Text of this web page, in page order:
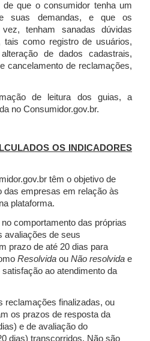
de que o consumidor tenha um
suas demandas, e que os
tenham sanadas dúvidas
tais como registro de usuários,
de dados cadastrais,
cancelamento de reclamações,
de leitura dos guias, a
no Consumidor.gov.br.
OS INDICADORES
têm o objetivo de
das empresas em relação às
plataforma.
comportamento das próprias
avaliações de seus
prazo de até 20 dias para
Resolvida ou Não resolvida e
ao atendimento da
reclamações finalizadas, ou
os prazos de resposta da
e de avaliação do
dias) transcorridos. Não são